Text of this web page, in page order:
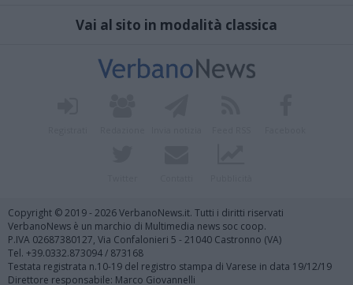
Vai al sito in modalità classica
Copyright © 2019 - 2026 VerbanoNews.it. Tutti i diritti riservati
VerbanoNews è un marchio di Multimedia news soc coop.
P.IVA 02687380127, Via Confalonieri 5 - 21040 Castronno (VA)
Tel. +39.0332.873094 / 873168
Testata registrata n.10-19 del registro stampa di Varese in data 19/12/19
Direttore responsabile: Marco Giovannelli